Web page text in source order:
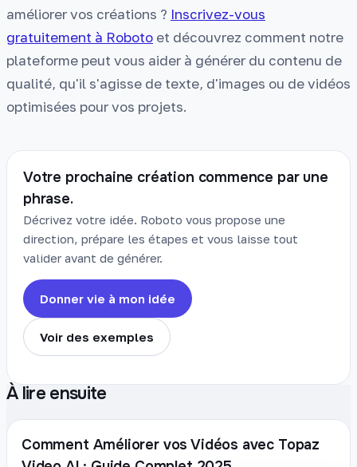
améliorer vos créations ? Inscrivez-vous
gratuitement à Roboto et découvrez comment notre
plateforme peut vous aider à générer du contenu de
qualité, qu'il s'agisse de texte, d'images ou de vidéos
optimisées pour vos projets.
Votre prochaine création commence par une
phrase.
Décrivez votre idée. Roboto vous propose une
direction, prépare les étapes et vous laisse tout
valider avant de générer.
Donner vie à mon idée
Voir des exemples
À lire ensuite
Comment Améliorer vos Vidéos avec Topaz